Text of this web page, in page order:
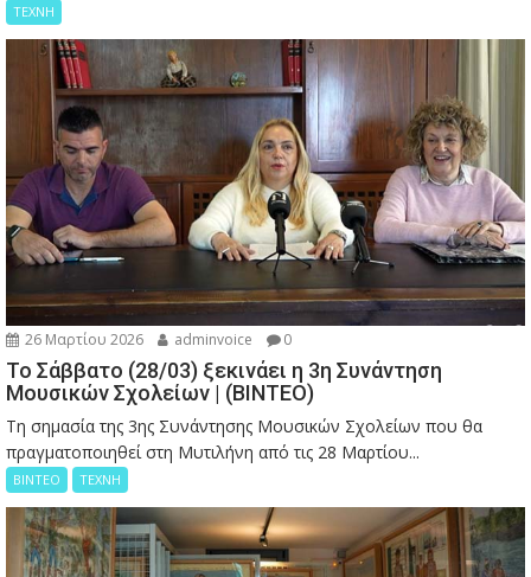
ΤΕΧΝΗ
26 Μαρτίου 2026 adminvoice 0
Το Σάββατο (28/03) ξεκινάει η 3η Συνάντηση
Μουσικών Σχολείων | (ΒΙΝΤΕΟ)
Τη σημασία της 3ης Συνάντησης Μουσικών Σχολείων που θα
πραγματοποιηθεί στη Μυτιλήνη από τις 28 Μαρτίου...
ΒΙΝΤΕΟ ΤΕΧΝΗ